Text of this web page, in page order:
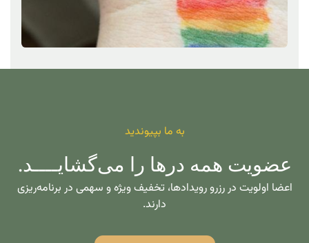
به ما بپیوندید
عضویت همه درها را می‌گشایــــد.
اعضا اولویت در رزرو رویدادها، تخفیف ویژه و سهمی در برنامه‌ریزی
دارند.